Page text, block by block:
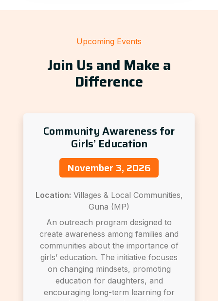
Upcoming Events
Join Us and Make a
Difference
Community Awareness for
Girls’ Education
November 3, 2026
Location: Villages & Local Communities,
Guna (MP)
An outreach program designed to
create awareness among families and
communities about the importance of
girls’ education. The initiative focuses
on changing mindsets, promoting
education for daughters, and
encouraging long-term learning for